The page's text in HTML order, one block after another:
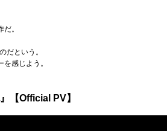
。
だという。
感じよう。
【Official PV】